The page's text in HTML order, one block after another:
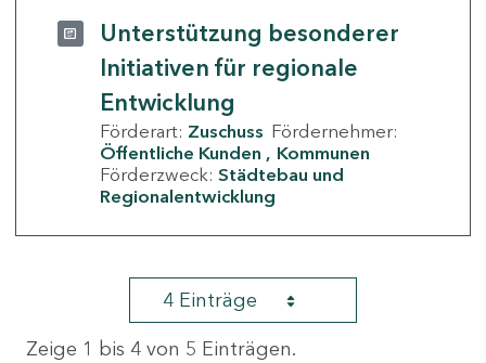
Unterstützung besonderer
Initiativen für regionale
Entwicklung
Förderart: Zuschuss Fördernehmer:
Öffentliche Kunden
Kommunen
Förderzweck: Städtebau und
Regionalentwicklung
4 Einträge
Zeige 1 bis 4 von 5 Einträgen.